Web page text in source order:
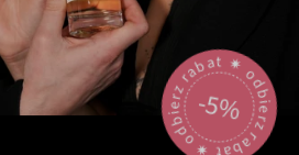
odbierz rabat 🟎 odbierz rabat 🟎
-5%